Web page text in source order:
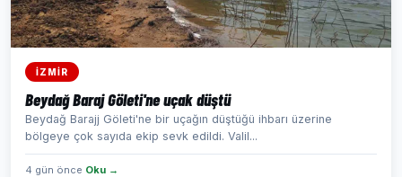
İZMİR
Beydağ Baraj Göleti'ne uçak düştü
Beydağ Barajj Göleti'ne bir uçağın düştüğü ihbarı üzerine
bölgeye çok sayıda ekip sevk edildi. Valil...
4 gün önce Oku →